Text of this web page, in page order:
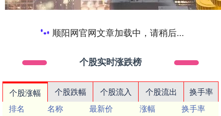
顺阳网官网文章加载中，请稍后...
个股实时涨跌榜
个股涨幅 个股跌幅 个股流入 个股流出
换手率
排名
名称 最新价 涨幅
换手率